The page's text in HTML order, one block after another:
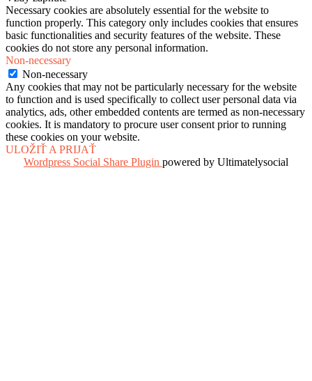
Necessary cookies are absolutely essential for the website to
function properly. This category only includes cookies that ensures
basic functionalities and security features of the website. These
cookies do not store any personal information.
Non-necessary
Non-necessary
Any cookies that may not be particularly necessary for the website
to function and is used specifically to collect user personal data via
analytics, ads, other embedded contents are termed as non-necessary
cookies. It is mandatory to procure user consent prior to running
these cookies on your website.
ULOŽIŤ A PRIJAŤ
Wordpress Social Share Plugin powered by Ultimatelysocial